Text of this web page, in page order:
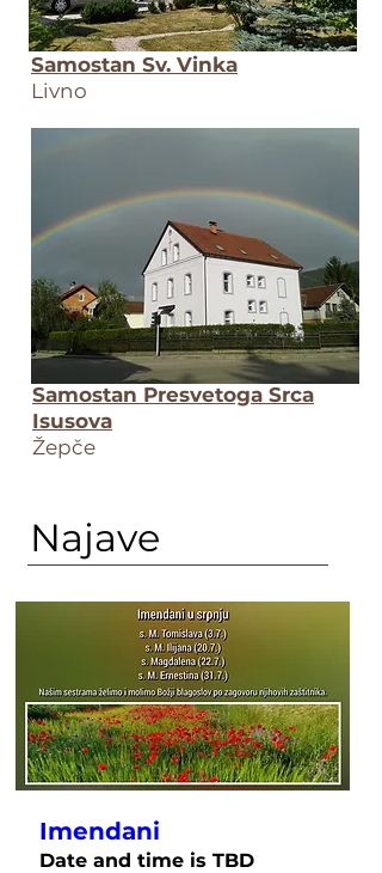
Samostan Presvetoga Srca
Isusova
Žepče
Samostan Sv. Vinka
Livno
Najave
Imendani
Date and time is TBD